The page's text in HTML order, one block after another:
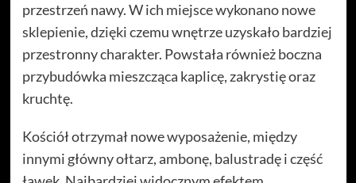
przestrzeń nawy. W ich miejsce wykonano nowe
sklepienie, dzięki czemu wnętrze uzyskało bardziej
przestronny charakter. Powstała również boczna
przybudówka mieszcząca kaplicę, zakrystię oraz
kruchtę.
Kościół otrzymał nowe wyposażenie, między
innymi główny ołtarz, ambonę, balustradę i część